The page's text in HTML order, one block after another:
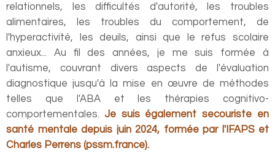
relationnels, les difficultés d'autorité, les troubles
alimentaires, les troubles du comportement, de
l'hyperactivité, les deuils, ainsi que le refus scolaire
anxieux... Au fil des années, je me suis formée à
l'autisme, couvrant divers aspects de l'évaluation
diagnostique jusqu'à la mise en œuvre de méthodes
telles que l'ABA et les thérapies cognitivo-
comportementales.Je suis également secouriste en
santé mentale depuis juin 2024, formée par l'IFAPS et
Charles Perrens (pssm.france).